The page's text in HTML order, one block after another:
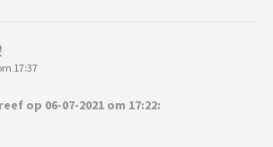
17:37
op 06-07-2021 om 17:22: